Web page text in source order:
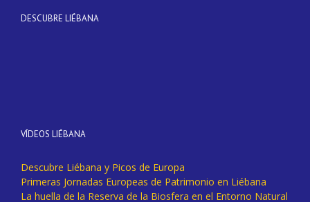
DESCUBRE LIÉBANA
VÍDEOS LIÉBANA
Descubre Liébana y Picos de Europa
Primeras Jornadas Europeas de Patrimonio en Liébana
La huella de la Reserva de la Biosfera en el Entorno Natural